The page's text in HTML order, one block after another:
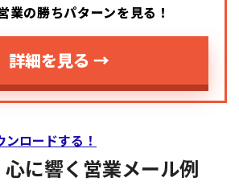
の勝ちパターンを見る！
詳細を見る →
ンロードする！
心に響く営業メール例